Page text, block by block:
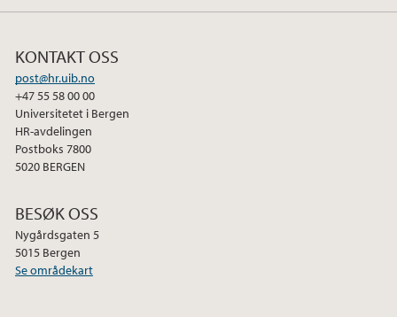
KONTAKT OSS
post@hr.uib.no
+47 55 58 00 00
Universitetet i Bergen
HR-avdelingen
Postboks 7800
5020 BERGEN
BESØK OSS
Nygårdsgaten 5
5015 Bergen
Se områdekart